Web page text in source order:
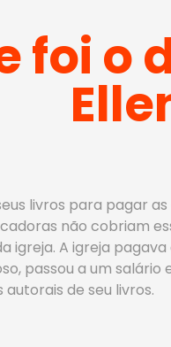
foi o
livros para pagar
não cobriam
igreja. A igreja
passou a um
de seu livros.